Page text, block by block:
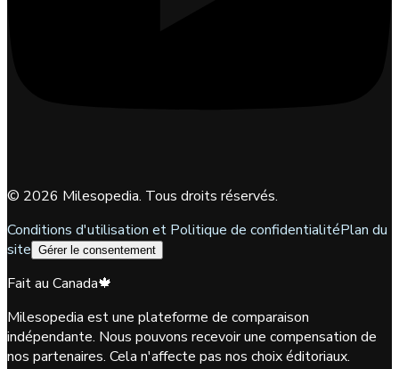
© 2026 Milesopedia. Tous droits réservés.
Conditions d'utilisation et Politique de confidentialitéPlan du
site Gérer le consentement
Fait au Canada🍁
Milesopedia est une plateforme de comparaison
indépendante. Nous pouvons recevoir une compensation de
nos partenaires. Cela n'affecte pas nos choix éditoriaux.